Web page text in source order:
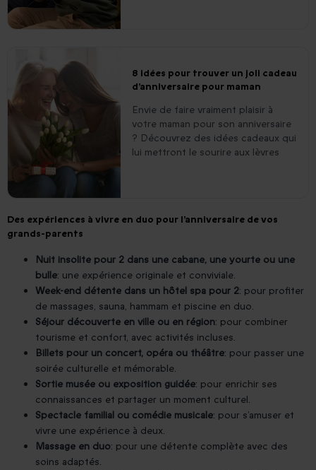
8 idées pour trouver un joli cadeau
d’anniversaire pour maman
Envie de faire vraiment plaisir à
votre maman pour son anniversaire
? Découvrez des idées cadeaux qui
lui mettront le sourire aux lèvres
Des expériences à vivre en duo pour l’anniversaire de vos
grands-parents
Nuit insolite pour 2 dans une cabane, une yourte ou une
bulle: une expérience originale et conviviale.
Week-end détente dans un hôtel spa pour 2: pour profiter
de massages, sauna, hammam et piscine en duo.
Séjour découverte en ville ou en région: pour combiner
tourisme et confort, avec activités incluses.
Billets pour un concert, opéra ou théâtre: pour passer une
soirée culturelle et mémorable.
Sortie musée ou exposition guidée: pour enrichir ses
connaissances et partager un moment culturel.
Spectacle familial ou comédie musicale: pour s’amuser et
vivre une expérience à deux.
Massage en duo: pour une détente complète avec des
soins adaptés.